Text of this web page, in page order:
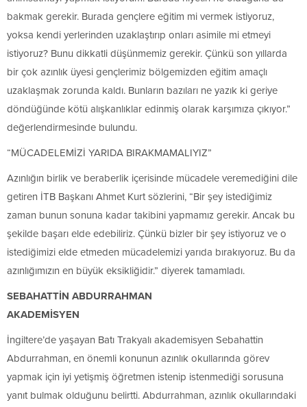
bakmak gerekir. Burada gençlere eğitim mi vermek istiyoruz,
yoksa kendi yerlerinden uzaklaştırıp onları asimile mi etmeyi
istiyoruz? Bunu dikkatli düşünmemiz gerekir. Çünkü son yıllarda
bir çok azınlık üyesi gençlerimiz bölgemizden eğitim amaçlı
uzaklaşmak zorunda kaldı. Bunların bazıları ne yazık ki geriye
döndüğünde kötü alışkanlıklar edinmiş olarak karşımıza çıkıyor.”
değerlendirmesinde bulundu.
“MÜCADELEMİZİ YARIDA BIRAKMAMALIYIZ”
Azınlığın birlik ve beraberlik içerisinde mücadele veremediğini dile
getiren İTB Başkanı Ahmet Kurt sözlerini, “Bir şey istediğimiz
zaman bunun sonuna kadar takibini yapmamız gerekir. Ancak bu
şekilde başarı elde edebiliriz. Çünkü bizler bir şey istiyoruz ve o
istediğimizi elde etmeden mücadelemizi yarıda bırakıyoruz. Bu da
azınlığımızın en büyük eksikliğidir.” diyerek tamamladı.
SEBAHATTİN ABDURRAHMAN
AKADEMİSYEN
İngiltere’de yaşayan Batı Trakyalı akademisyen Sebahattin
Abdurrahman, en önemli konunun azınlık okullarında görev
yapmak için iyi yetişmiş öğretmen istenip istenmediği sorusuna
yanıt bulmak olduğunu belirtti. Abdurrahman, azınlık okullarındaki